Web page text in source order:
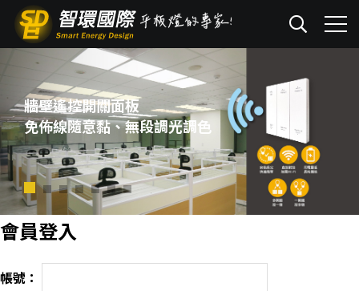
牆壁遙控開關面板
免佈線隨意黏、無段調光調色
會員登入
帳號：